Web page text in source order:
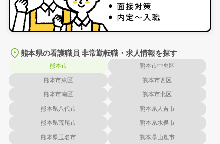
熊本県の看護職員 非常勤転職・求人情報を探す
熊本市 熊本市中央区
熊本市東区 熊本市西区
熊本市南区 熊本市北区
熊本県八代市 熊本県人吉市
熊本県荒尾市 熊本県水俣市
熊本県玉名市 熊本県山鹿市